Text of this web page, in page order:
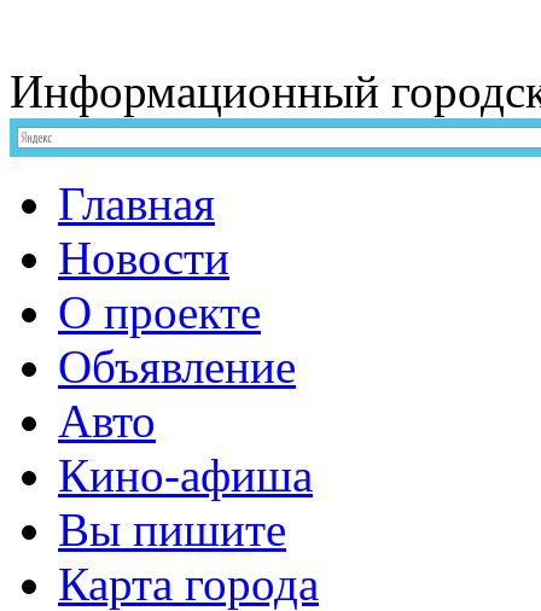
Информационный
Главная
Новости
О проекте
Объявление
Авто
Кино-афиша
Вы пишите
Карта города